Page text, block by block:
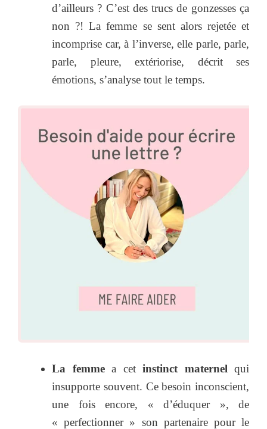
d’ailleurs ? C’est des trucs de gonzesses ça
non ?! La femme se sent alors rejetée et
incomprise car, à l’inverse, elle parle, parle,
parle, pleure, extériorise, décrit ses
émotions, s’analyse tout le temps.
La femmea cet instinct maternelqui
insupporte souvent. Ce besoin inconscient,
une fois encore, « d’éduquer », de
« perfectionner » son partenaire pour le